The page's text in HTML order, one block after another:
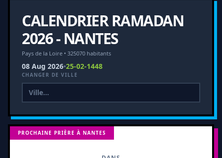
CALENDRIER RAMADAN
2026 - NANTES
Pays de la Loire • 325070 habitants
08 Aug 2026•25-02-1448
CHANGER DE VILLE
PROCHAINE PRIÈRE À NANTES